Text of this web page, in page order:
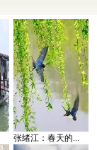
张绪江：春天的...